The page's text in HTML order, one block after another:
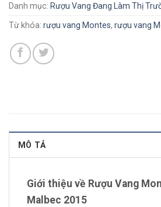
Danh mục: Rượu Vang Đang Làm Thị
Từ khóa: rượu vang Montes, rượu vang
MÔ TẢ
Giới thiệu về Rượu Vang
Malbec 2015